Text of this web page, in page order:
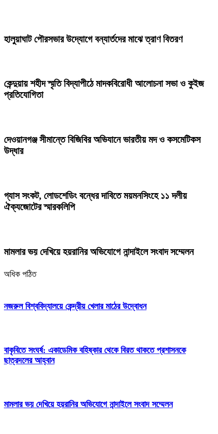
হালুয়াঘাট পৌরসভার উদ্যোগে বন্যার্তদের মাঝে ত্রাণ বিতরণ
কেন্দুয়ায় শহীদ স্মৃতি বিদ্যাপীঠে মাদকবিরোধী আলোচনা সভা ও কুইজ
প্রতিযোগিতা
দেওয়ানগঞ্জ সীমান্তে বিজিবির অভিযানে ভারতীয় মদ ও কসমেটিকস
উদ্ধার
গ্যাস সংকট, লোডশেডিং বন্ধের দাবিতে ময়মনসিংহে ১১ দলীয়
ঐক্যজোটের স্মারকলিপি
মামলার ভয় দেখিয়ে হয়রানির অভিযোগে নান্দাইলে সংবাদ সম্মেলন
অধিক পঠিত
নজরুল বিশ্ববিদ্যালয়ে কেন্দ্রীয় খেলার মাঠের উদ্বোধন
বাকৃবিতে সংঘর্ষ: একাডেমিক বহিষ্কার থেকে বিরত থাকতে প্রশাসনকে
ছাত্রদলের আহ্বান
মামলার ভয় দেখিয়ে হয়রানির অভিযোগে নান্দাইলে সংবাদ সম্মেলন